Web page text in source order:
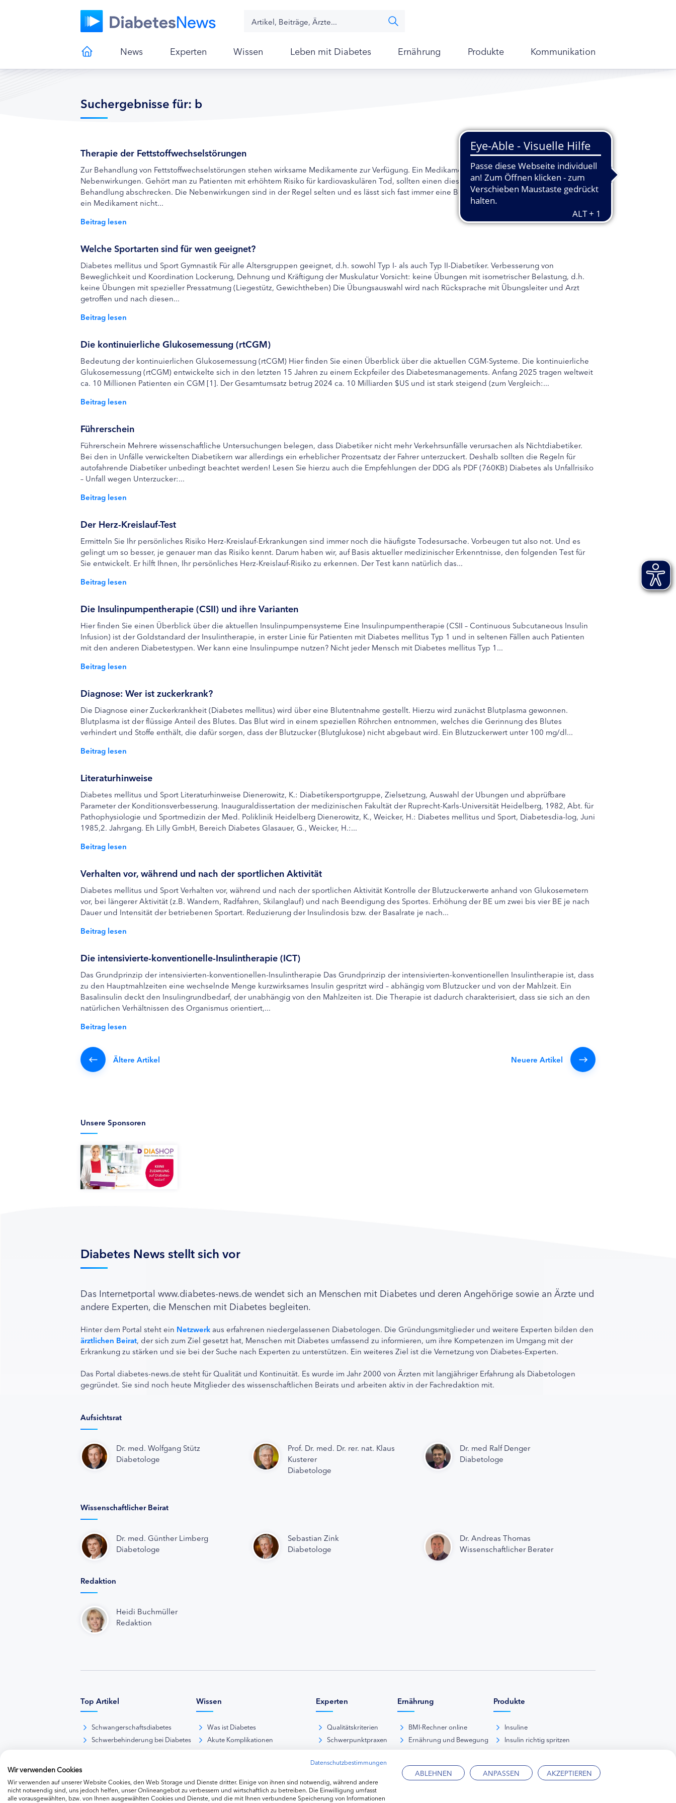
News Experten Wissen Leben mit Diabetes Ernährung Produkte Kommunikation
Suchergebnisse für: b
Therapie der Fettstoffwechselstörungen
Zur Behandlung von Fettstoffwechselstörungen stehen wirksame Medikamente zur Verfügung. Ein Medikament mit Wirkung hat auch
Nebenwirkungen. Gehört man zu Patienten mit erhöhtem Risiko für kardiovaskulären Tod, sollten einen diese Nebenwirkungen nicht vor einer
Behandlung abschrecken. Die Nebenwirkungen sind in der Regel selten und es lässt sich fast immer eine Behandlungsalternative finden, sollte
ein Medikament nicht...
Beitrag lesen
Welche Sportarten sind für wen geeignet?
Diabetes mellitus und Sport Gymnastik Für alle Altersgruppen geeignet, d.h. sowohl Typ I- als auch Typ II-Diabetiker. Verbesserung von
Beweglichkeit und Koordination Lockerung, Dehnung und Kräftigung der Muskulatur Vorsicht: keine Übungen mit isometrischer Belastung, d.h.
keine Übungen mit spezieller Pressatmung (Liegestütz, Gewichtheben) Die Übungsauswahl wird nach Rücksprache mit Übungsleiter und Arzt
getroffen und nach diesen...
Beitrag lesen
Die kontinuierliche Glukosemessung (rtCGM)
Bedeutung der kontinuierlichen Glukosemessung (rtCGM) Hier finden Sie einen Überblick über die aktuellen CGM-Systeme. Die kontinuierliche
Glukosemessung (rtCGM) entwickelte sich in den letzten 15 Jahren zu einem Eckpfeiler des Diabetesmanagements. Anfang 2025 tragen weltweit
ca. 10 Millionen Patienten ein CGM [1]. Der Gesamtumsatz betrug 2024 ca. 10 Milliarden $US und ist stark steigend (zum Vergleich:...
Beitrag lesen
Führerschein
Führerschein Mehrere wissenschaftliche Untersuchungen belegen, dass Diabetiker nicht mehr Verkehrsunfälle verursachen als Nichtdiabetiker.
Bei den in Unfälle verwickelten Diabetikern war allerdings ein erheblicher Prozentsatz der Fahrer unterzuckert. Deshalb sollten die Regeln für
autofahrende Diabetiker unbedingt beachtet werden! Lesen Sie hierzu auch die Empfehlungen der DDG als PDF (760KB) Diabetes als Unfallrisiko
– Unfall wegen Unterzucker:...
Beitrag lesen
Der Herz-Kreislauf-Test
Ermitteln Sie Ihr persönliches Risiko Herz-Kreislauf-Erkrankungen sind immer noch die häufigste Todesursache. Vorbeugen tut also not. Und es
gelingt um so besser, je genauer man das Risiko kennt. Darum haben wir, auf Basis aktueller medizinischer Erkenntnisse, den folgenden Test für
Sie entwickelt. Er hilft Ihnen, Ihr persönliches Herz-Kreislauf-Risiko zu erkennen. Der Test kann natürlich das...
Beitrag lesen
Die Insulinpumpentherapie (CSII) und ihre Varianten
Hier finden Sie einen Überblick über die aktuellen Insulinpumpensysteme Eine Insulinpumpentherapie (CSII – Continuous Subcutaneous Insulin
Infusion) ist der Goldstandard der Insulintherapie, in erster Linie für Patienten mit Diabetes mellitus Typ 1 und in seltenen Fällen auch Patienten
mit den anderen Diabetestypen. Wer kann eine Insulinpumpe nutzen? Nicht jeder Mensch mit Diabetes mellitus Typ 1...
Beitrag lesen
Diagnose: Wer ist zuckerkrank?
Die Diagnose einer Zuckerkrankheit (Diabetes mellitus) wird über eine Blutentnahme gestellt. Hierzu wird zunächst Blutplasma gewonnen.
Blutplasma ist der flüssige Anteil des Blutes. Das Blut wird in einem speziellen Röhrchen entnommen, welches die Gerinnung des Blutes
verhindert und Stoffe enthält, die dafür sorgen, dass der Blutzucker (Blutglukose) nicht abgebaut wird. Ein Blutzuckerwert unter 100 mg/dl...
Beitrag lesen
Literaturhinweise
Diabetes mellitus und Sport Literaturhinweise Dienerowitz, K.: Diabetikersportgruppe, Zielsetzung, Auswahl der Ubungen und abprüfbare
Parameter der Konditionsverbesserung. Inauguraldissertation der medizinischen Fakultät der Ruprecht-Karls-Universität Heidelberg, 1982, Abt. für
Pathophysiologie und Sportmedizin der Med. Poliklinik Heidelberg Dienerowitz, K., Weicker, H.: Diabetes mellitus und Sport, Diabetesdia-log, Juni
1985,2. Jahrgang. Eh LiIly GmbH, Bereich Diabetes Glasauer, G., Weicker, H.:...
Beitrag lesen
Verhalten vor, während und nach der sportlichen Aktivität
Diabetes mellitus und Sport Verhalten vor, während und nach der sportlichen Aktivität Kontrolle der Blutzuckerwerte anhand von Glukosemetern
vor, bei längerer Aktivität (z.B. Wandern, Radfahren, Skilanglauf) und nach Beendigung des Sportes. Erhöhung der BE um zwei bis vier BE je nach
Dauer und Intensität der betriebenen Sportart. Reduzierung der Insulindosis bzw. der Basalrate je nach...
Beitrag lesen
Die intensivierte-konventionelle-Insulintherapie (ICT)
Das Grundprinzip der intensivierten-konventionellen-Insulintherapie Das Grundprinzip der intensivierten-konventionellen Insulintherapie ist, dass
zu den Hauptmahlzeiten eine wechselnde Menge kurzwirksames Insulin gespritzt wird – abhängig vom Blutzucker und von der Mahlzeit. Ein
Basalinsulin deckt den Insulingrundbedarf, der unabhängig von den Mahlzeiten ist. Die Therapie ist dadurch charakterisiert, dass sie sich an den
natürlichen Verhältnissen des Organismus orientiert,...
Beitrag lesen
Neuere Artikel
Ältere Artikel
Unsere Sponsoren
Diabetes News stellt sich vor
Das Internetportal www.diabetes-news.de wendet sich an Menschen mit Diabetes und deren Angehörige sowie an Ärzte und
andere Experten, die Menschen mit Diabetes begleiten.
Hinter dem Portal steht ein Netzwerk aus erfahrenen niedergelassenen Diabetologen. Die Gründungsmitglieder und weitere Experten bilden den
ärztlichen Beirat, der sich zum Ziel gesetzt hat, Menschen mit Diabetes umfassend zu informieren, um ihre Kompetenzen im Umgang mit der
Erkrankung zu stärken und sie bei der Suche nach Experten zu unterstützen. Ein weiteres Ziel ist die Vernetzung von Diabetes-Experten.
Das Portal diabetes-news.de steht für Qualität und Kontinuität. Es wurde im Jahr 2000 von Ärzten mit langjähriger Erfahrung als Diabetologen
gegründet. Sie sind noch heute Mitglieder des wissenschaftlichen Beirats und arbeiten aktiv in der Fachredaktion mit.
Aufsichtsrat
Dr. med. Wolfgang Stütz
Diabetologe
Prof. Dr. med. Dr. rer. nat. Klaus
Kusterer
Diabetologe
Dr. med Ralf Denger
Diabetologe
Wissenschaftlicher Beirat
Dr. med. Günther Limberg
Diabetologe
Sebastian Zink
Diabetologe
Dr. Andreas Thomas
Wissenschaftlicher Berater
Redaktion
Heidi Buchmüller
Redaktion
Top Artikel
Schwangerschaftsdiabetes
Schwerbehinderung bei Diabetes
Wissen
Was ist Diabetes
Akute Komplikationen
Therapie Typ-2-Diabetes
Experten
Qualitätskriterien
Schwerpunktpraxen
Kliniken
Diabetes-Fachhändler
Ernährung
BMI-Rechner online
Ernährung und Bewegung
Lebensmittelkunde
Produkte
Insuline
Insulin richtig spritzen
Datenschutzbestimmungen
Wir verwenden Cookies
Wir verwenden auf unserer Website Cookies, den Web Storage und Dienste dritter. Einige von ihnen sind notwendig, während andere
nicht notwendig sind, uns jedoch helfen, unser Onlineangebot zu verbessern und wirtschaftlich zu betreiben. Die Einwilligung umfasst
alle vorausgewählten, bzw. von Ihnen ausgewählten Cookies und Dienste, und die mit Ihnen verbundene Speicherung von Informationen
ABLEHNEN ANPASSEN AKZEPTIEREN